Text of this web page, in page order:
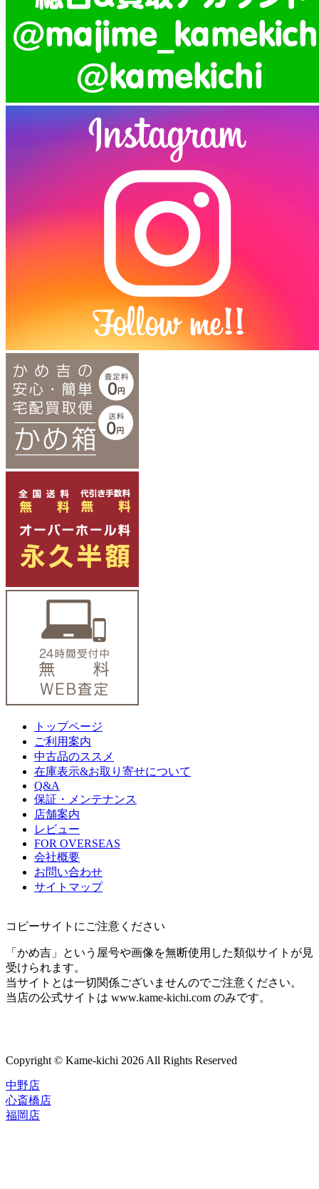
トップページ
ご利用案内
中古品のススメ
在庫表示&お取り寄せについて
Q&A
保証・メンテナンス
店舗案内
レビュー
FOR OVERSEAS
会社概要
お問い合わせ
サイトマップ
コピーサイトにご注意ください
「かめ吉」という屋号や画像を無断使用した類似サイトが見
受けられます。
当サイトとは一切関係ございませんのでご注意ください。
当店の公式サイトは www.kame-kichi.com のみです。
Copyright © Kame-kichi 2026 All Rights Reserved
中野店
心斎橋店
福岡店